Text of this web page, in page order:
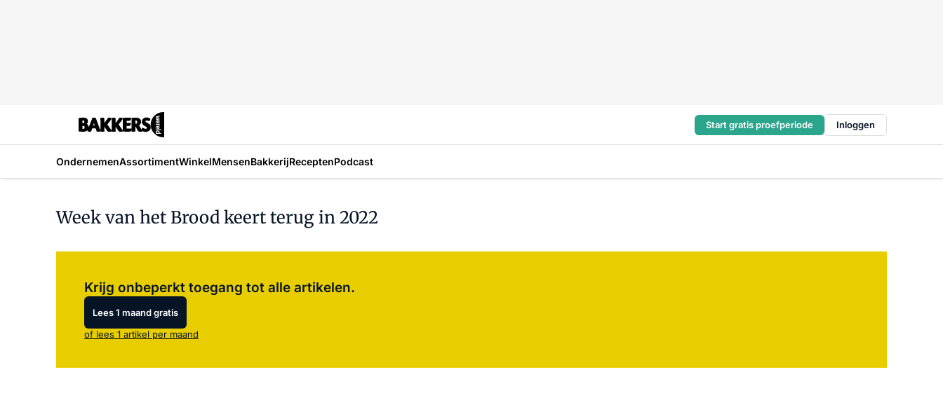
Start gratis proefperiode Inloggen
OndernemenAssortimentWinkelMensenBakkerijReceptenPodcast
Week van het Brood keert terug in 2022
Krijg onbeperkt toegang tot alle artikelen.
Lees 1 maand gratis
of lees 1 artikel per maand